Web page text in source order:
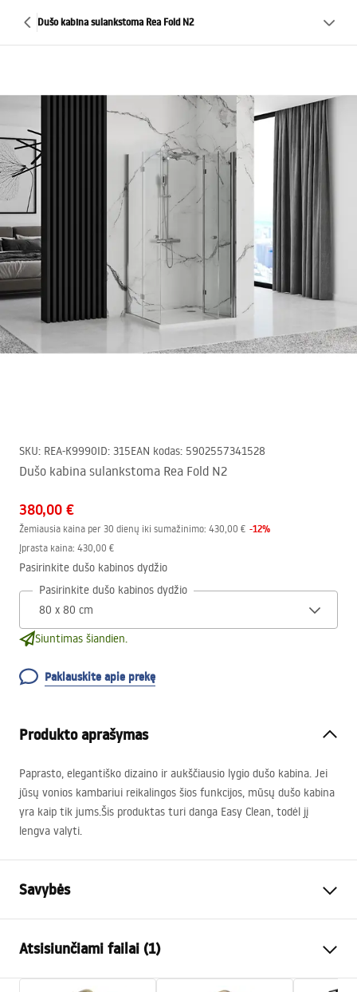
Dušo kabina sulankstoma Rea Fold N2
SKU: REA-K9990ID: 315EAN kodas: 5902557341528
Dušo kabina sulankstoma Rea Fold N2
380,00 €
Žemiausia kaina per 30 dienų iki sumažinimo: 430,00 € -12%
Įprasta kaina: 430,00 €
Pasirinkite dušo kabinos dydžio
Pasirinkite dušo kabinos dydžio
Siuntimas šiandien.
Paklauskite apie prekę
Produkto aprašymas
Paprasto, elegantiško dizaino ir aukščiausio lygio dušo kabina. Jei
jūsų vonios kambariui reikalingos šios funkcijos, mūsų dušo kabina
yra kaip tik jums.Šis produktas turi danga Easy Clean, todėl jį
lengva valyti.
Savybės
Spalva
Kabinos tipas
Kampas
Atsisiunčiami failai (1)